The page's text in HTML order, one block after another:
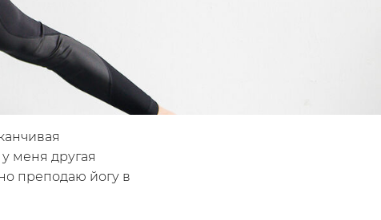
меня другая
преподаю йогу в